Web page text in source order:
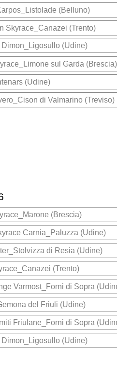
(Belluno)
Skyrace_Canazei (Trento)
Dimon_Ligosullo (Udine)
sul Garda (Brescia)
(Udine)
di Valmarino (Treviso)
(Brescia)
Carnia_Paluzza (Udine)
di Resia (Udine)
(Trento)
Varmost_Forni di Sopra
del Friuli (Udine)
Friulane_Forni di Sopra
Dimon_Ligosullo (Udine)